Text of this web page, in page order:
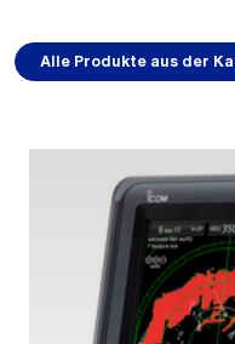
Alle Produkte aus der